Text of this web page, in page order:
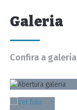
Galeria
Confira a